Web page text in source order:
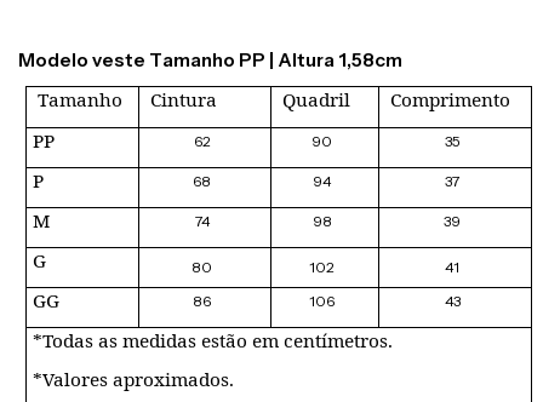
Modelo veste Tamanho PP | Altura 1,58cm
Tamanho Cintura Quadril
Comprimento
PP
62 90 35
P 68 94 37
M 74 98 39
G 80 102 41
GG 86 106 43
*Todas as medidas estão em centímetros.
*Valores aproximados.